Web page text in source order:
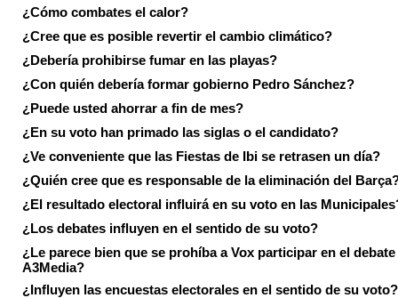
¿Cómo combates el calor?
¿Cree que es posible revertir el cambio climático?
¿Debería prohibirse fumar en las playas?
¿Con quién debería formar gobierno Pedro Sánchez?
¿Puede usted ahorrar a fin de mes?
¿En su voto han primado las siglas o el candidato?
¿Ve conveniente que las Fiestas de Ibi se retrasen un día?
¿Quién cree que es responsable de la eliminación del
¿El resultado electoral influirá en su voto en las
¿Los debates influyen en el sentido de su voto?
¿Le parece bien que se prohíba a Vox participar en el debate
A3Media?
¿Influyen las encuestas electorales en el sentido de su voto?